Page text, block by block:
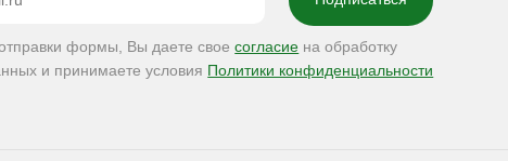
формы, Вы даете своесогласие на обработку
и принимаете условия Политики конфиденциальности